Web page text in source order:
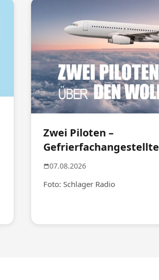
Zwei Piloten –
Gefrierfachangestellte
07.08.2026
Foto: Schlager Radio